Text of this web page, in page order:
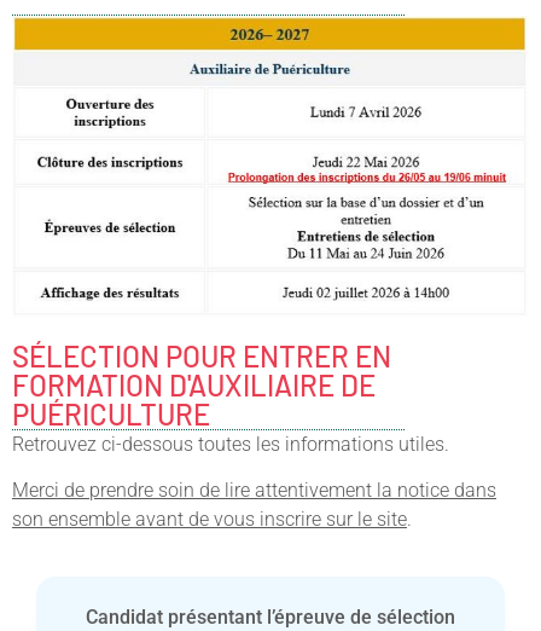
SÉLECTION POUR ENTRER EN
FORMATION D'AUXILIAIRE DE
PUÉRICULTURE
Retrouvez ci-dessous toutes les informations utiles.
Merci de prendre soin de lire attentivement la notice dans
son ensemble avant de vous inscrire sur le site.
Candidat présentant l’épreuve de sélection